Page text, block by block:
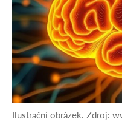
Ilustrační obrázek. Zdroj: